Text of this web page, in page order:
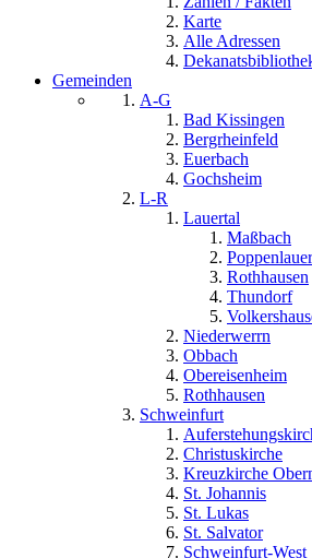
Karte
Alle Adressen
Gemeinden
A-G
Bad Kissingen
Bergrheinfeld
Euerbach
Gochsheim
L-R
Lauertal
Maßbach
Poppenlauer
Rothhausen
Thundorf
Niederwerrn
Obbach
Obereisenheim
Rothhausen
Schweinfurt
Christuskirche
Kreuzkirche
St. Johannis
St. Lukas
St. Salvator
Schweinfurt-West